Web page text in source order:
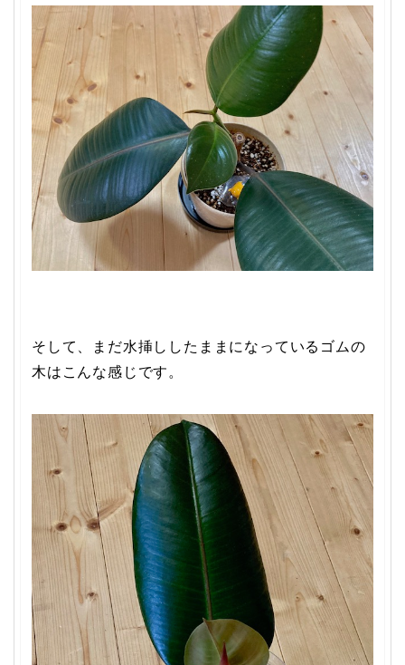
そして、まだ水挿ししたままになっているゴムの
木はこんな感じです。